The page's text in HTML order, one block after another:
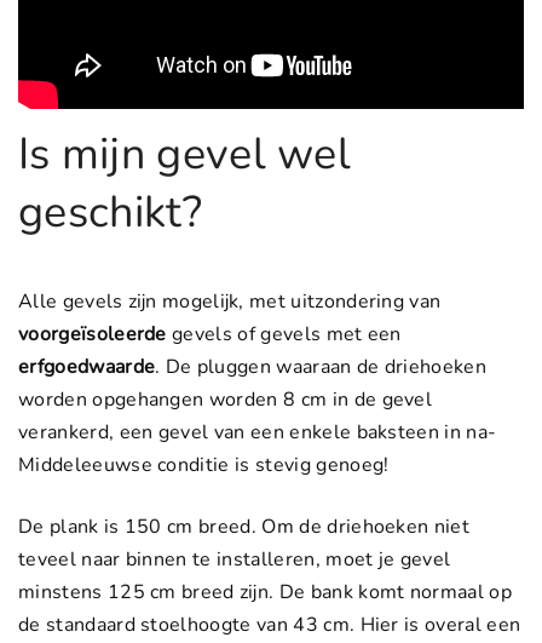
Is mijn gevel wel
geschikt?
Alle gevels zijn mogelijk, met uitzondering van
voorgeïsoleerde gevels of gevels met een
erfgoedwaarde. De pluggen waaraan de driehoeken
worden opgehangen worden 8 cm in de gevel
verankerd, een gevel van een enkele baksteen in na-
Middeleeuwse conditie is stevig genoeg!
De plank is 150 cm breed. Om de driehoeken niet
teveel naar binnen te installeren, moet je gevel
minstens 125 cm breed zijn. De bank komt normaal op
de standaard stoelhoogte van 43 cm. Hier is overal een